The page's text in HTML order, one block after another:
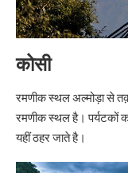
कोसी
रमणीक स्थल अल्मोड़ा से
रमणीक स्थल है। पर्यटकों
यहीं ठहर जाते है।